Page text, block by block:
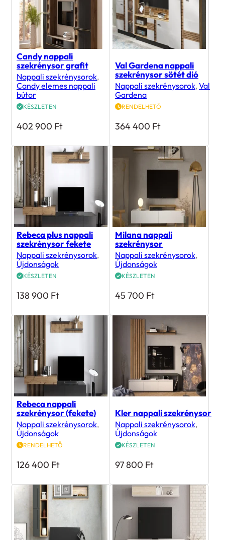
Candy nappali
szekrénysor grafit
Nappali szekrénysorok,
Candy elemes nappali
bútor
KÉSZLETEN
402 900 Ft
Val Gardena nappali
szekrénysor sötét dió
Nappali szekrénysorok, Val
Gardena
RENDELHETŐ
364 400 Ft
Rebeca plus nappali
szekrénysor fekete
Nappali szekrénysorok,
Újdonságok
KÉSZLETEN
138 900 Ft
Milana nappali
szekrénysor
Nappali szekrénysorok,
Újdonságok
KÉSZLETEN
45 700 Ft
Rebeca nappali
szekrénysor (fekete)
Nappali szekrénysorok,
Újdonságok
RENDELHETŐ
126 400 Ft
Kler nappali szekrénysor
Nappali szekrénysorok,
Újdonságok
KÉSZLETEN
97 800 Ft